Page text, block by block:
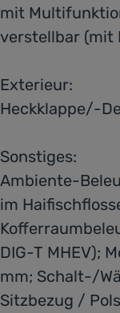
mit
verstellbar (mit
Exterieur:
Heckklappe/-
Sonstiges:
Ambiente-
im
DIG-T MHEV);
mm; Schalt-/
Sitzbezug /